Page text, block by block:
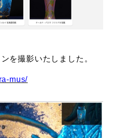
を撮影いたしました。
mus/